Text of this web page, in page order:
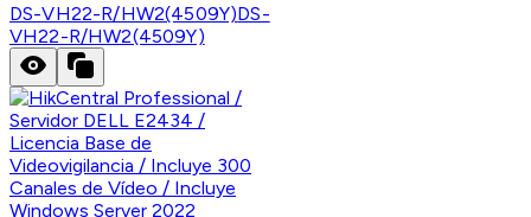
DS-VH22-R/HW2(4509Y)DS-
VH22-R/HW2(4509Y)